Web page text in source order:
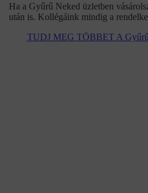
Ha a Gyűrű Neked üzletben
után is. Kollégáink mindig a
TUDJ MEG TÖBBET A Gyűrű